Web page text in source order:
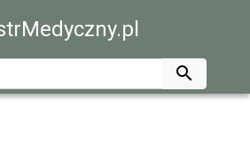
